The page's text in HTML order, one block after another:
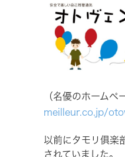
（名優のホームペ
meilleur.co.jp/
以前にタモリ俱楽
されていました。